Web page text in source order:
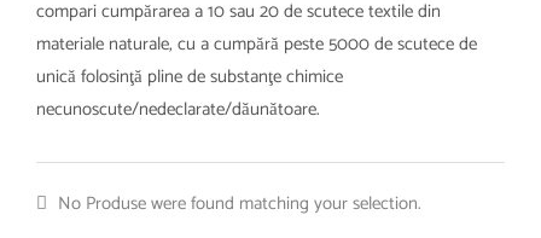
compari cumpărarea a 10 sau 20 de scutece textile din
materiale naturale, cu a cumpără peste 5000 de scutece de
unică folosinţă pline de substanţe chimice
necunoscute/nedeclarate/dăunătoare.
No Produse were found matching your selection.